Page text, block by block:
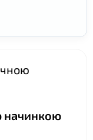
начинкою